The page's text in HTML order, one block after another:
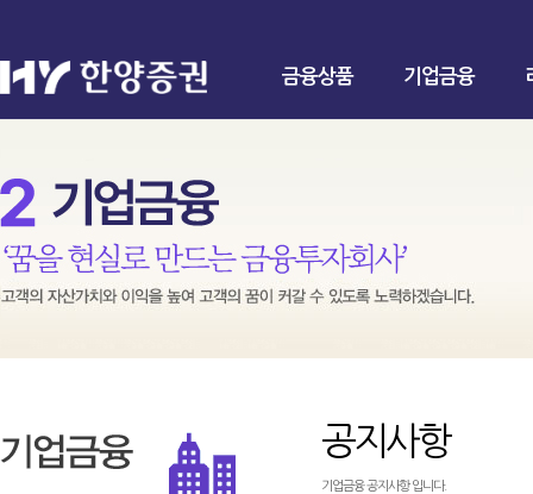
금융상품 기업금융
공지사항
기업금융 공지사항 입니다.